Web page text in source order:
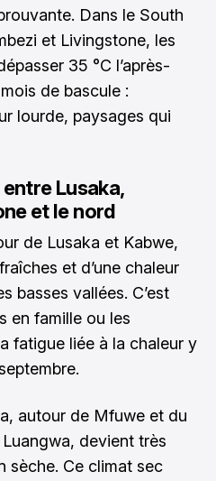
Dans le South
et Livingstone, les
35 °C l’après-
de bascule :
lourde, paysages qui
Lusaka,
et le nord
de Lusaka et Kabwe,
et d’une chaleur
basses vallées. C’est
en famille ou les
fatigue liée à la chaleur y
autour de Mfuwe et du
devient très
sèche. Ce climat sec